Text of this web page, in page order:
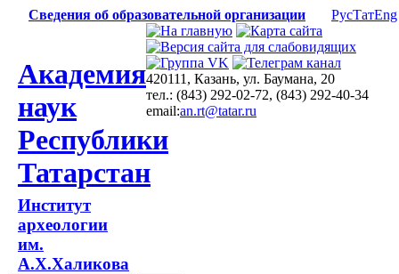
Сведения об образовательной организации РусТатEng
Академия
наук
Республики
Татарстан
Институт
археологии
им.
А.Х.Халикова
420111, Казань, ул. Баумана, 20
тел.: (843) 292-02-72, (843) 292-40-34
email:an.rt@tatar.ru